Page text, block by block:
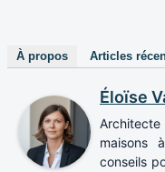
À propos Articles
Éloïse
maisons
conseils